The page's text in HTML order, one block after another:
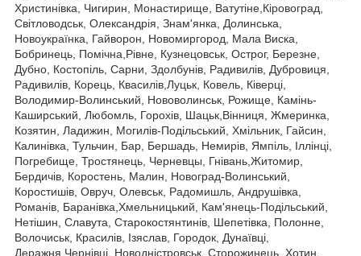
Христинівка, Чигирин, Монастирище, Ватутіне,Кіровоград,
Світловодськ, Олександрія, Знам'янка, Долинська,
Новоукраїнка, Гайворон, Новомиргород, Мала Виска,
Бобринець, Помічна,Рівне, Кузнецовськ, Острог, Березне,
Дубно, Костопіль, Сарни, Здолбунів, Радивилів, Дубровиця,
Радивилів, Корець, Квасилів,Луцьк, Ковель, Ківерці,
Володимир-Волинський, Нововолинськ, Рожище, Камінь-
Каширський, Любомль, Горохів, Шацьк,Вінниця, Жмеринка,
Козятин, Ладижин, Могилів-Подільський, Хмільник, Гайсин,
Калинівка, Тульчин, Бар, Бершадь, Немирів, Ямпіль, Іллінці,
Погребище, Тростянець, Черневцы, Гнівань,Житомир,
Бердичів, Коростень, Малин, Новоград-Волинський,
Коростишів, Овруч, Олевськ, Радомишль, Андрушівка,
Романів, Баранівка,Хмельницький, Кам'янець-Подільський,
Нетішин, Славута, Старокостянтинів, Шепетівка, Полонне,
Волочиськ, Красилів, Ізяслав, Городок, Дунаївці,
Деражня,Чернівці, Новодністровськ, Сторожинець, Хотин,